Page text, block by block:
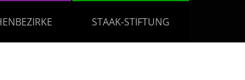
STAAK-STIFTUNG